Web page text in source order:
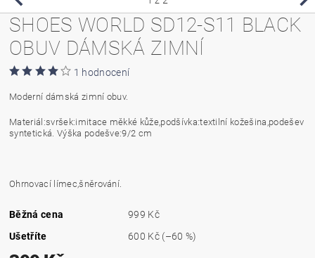
SHOES WORLD SD12-S11 BLACK
OBUV DÁMSKÁ ZIMNÍ
1 hodnocení
Moderní dámská zimní obuv.
Materiál:svršek:imitace měkké kůže,podšívka:textilní kožešina,podešev
syntetická. Výška podešve:9/2 cm
Ohrnovací límec,šněrování.
Běžná cena
999 Kč
Ušetříte
600 Kč (–60 %)